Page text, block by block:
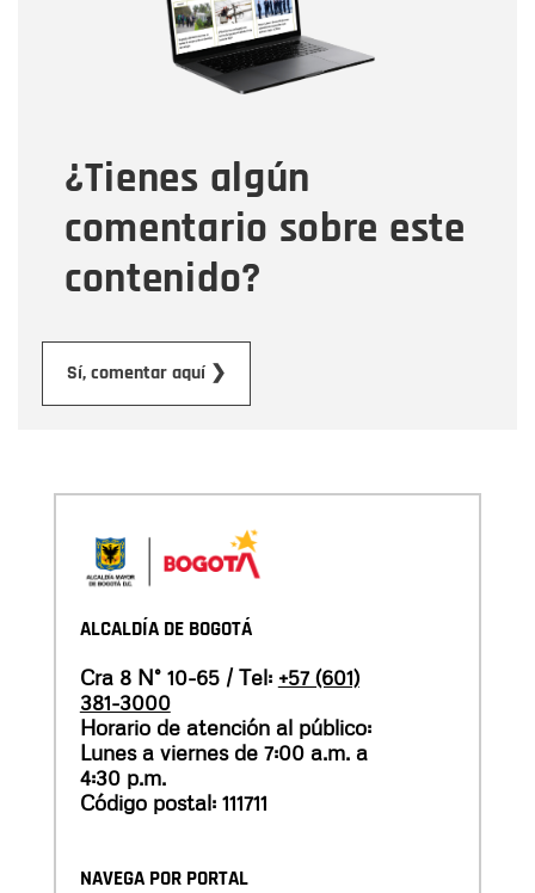
¿Tienes algún
comentario sobre este
contenido?
Sí, comentar aquí ❯
Tipo de comentario
Mensaje
ALCALDÍA DE BOGOTÁ
Cra 8 N° 10-65 / Tel: +57 (601)
381-3000
Horario de atención al público:
Lunes a viernes de 7:00 a.m. a
4:30 p.m.
Código postal: 111711
NAVEGA POR PORTAL